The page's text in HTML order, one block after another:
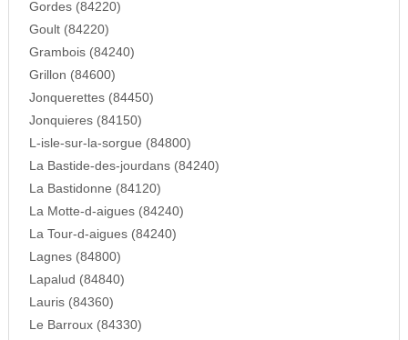
Gordes (84220)
Goult (84220)
Grambois (84240)
Grillon (84600)
Jonquerettes (84450)
Jonquieres (84150)
L-isle-sur-la-sorgue (84800)
La Bastide-des-jourdans (84240)
La Bastidonne (84120)
La Motte-d-aigues (84240)
La Tour-d-aigues (84240)
Lagnes (84800)
Lapalud (84840)
Lauris (84360)
Le Barroux (84330)